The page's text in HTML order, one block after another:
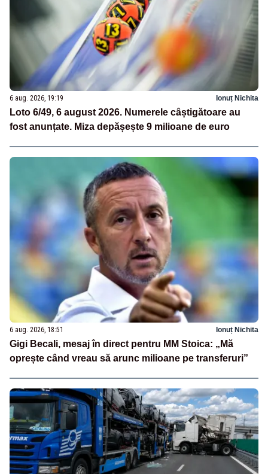
6 aug. 2026, 19:19 Ionuț Nichita
Loto 6/49, 6 august 2026. Numerele câștigătoare au
fost anunțate. Miza depășește 9 milioane de euro
6 aug. 2026, 18:51 Ionuț Nichita
Gigi Becali, mesaj în direct pentru MM Stoica: „Mă
oprește când vreau să arunc milioane pe transferuri”